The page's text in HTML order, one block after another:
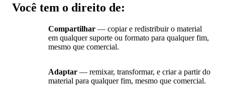
Você tem o direito de:
Compartilhar — copiar e redistribuir o material
em qualquer suporte ou formato para qualquer fim,
mesmo que comercial.
Adaptar — remixar, transformar, e criar a partir do
material para qualquer fim, mesmo que comercial.